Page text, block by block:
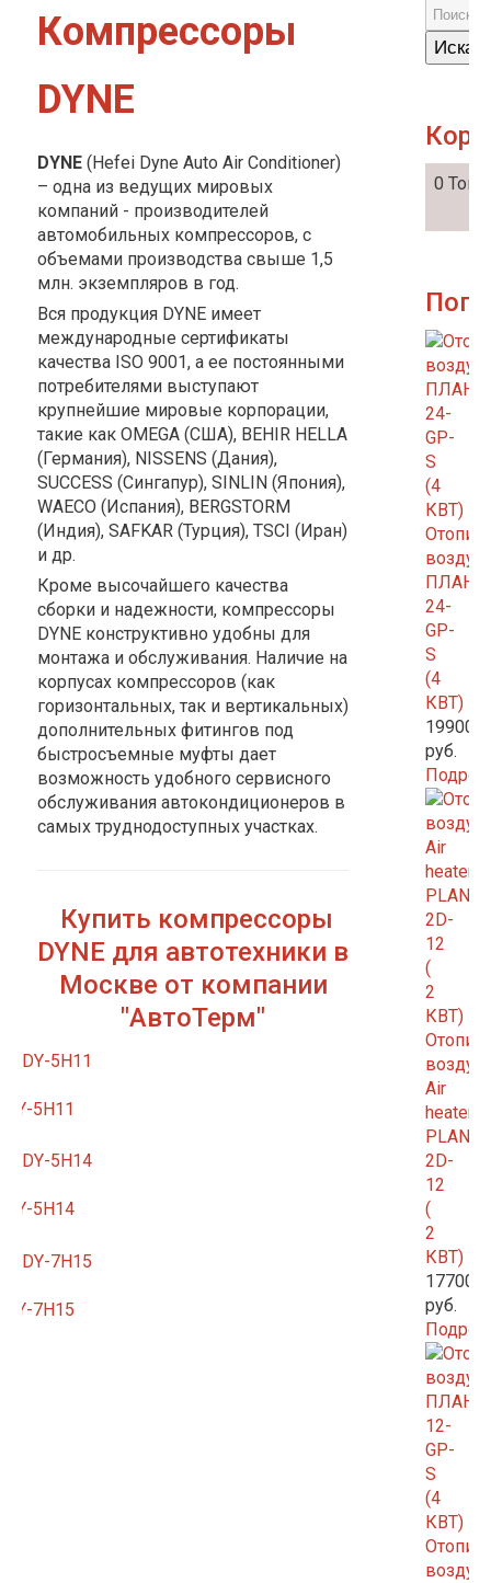
Компрессоры
DYNE
DYNE(Hefei Dyne Auto Air Conditioner)
– одна из ведущих мировых
компаний - производителей
автомобильных компрессоров, с
объемами производства свыше 1,5
млн. экземпляров в год.
Вся продукция DYNEимеет
международные сертификаты
качества ISO 9001, а ее постоянными
потребителями выступают
крупнейшие мировые корпорации,
такие как OMEGA (США), BEHIR HELLA
(Германия), NISSENS (Дания),
SUCCESS (Сингапур), SINLIN (Япония),
WAECO (Испания), BERGSTORM
(Индия), SAFKAR (Турция), TSCI (Иран)
и др.
Кроме высочайшего качества
сборки и надежности, компрессоры
DYNEконструктивно удобны для
монтажа и обслуживания. Наличие на
корпусах компрессоров (как
горизонтальных, так и вертикальных)
дополнительных фитингов под
быстросъемные муфты дает
возможность удобного сервисного
обслуживания автокондиционеров в
самых труднодоступных участках.
Купить компрессоры
DYNE для автотехники в
Москве от компании
"АвтоТерм"
DY-5Н11
DY-5Н14
DY-7Н15
0
24-
GP-
S
(4
КВТ)
руб.
Air
heater
2D-
12
(
2
КВТ)
руб.